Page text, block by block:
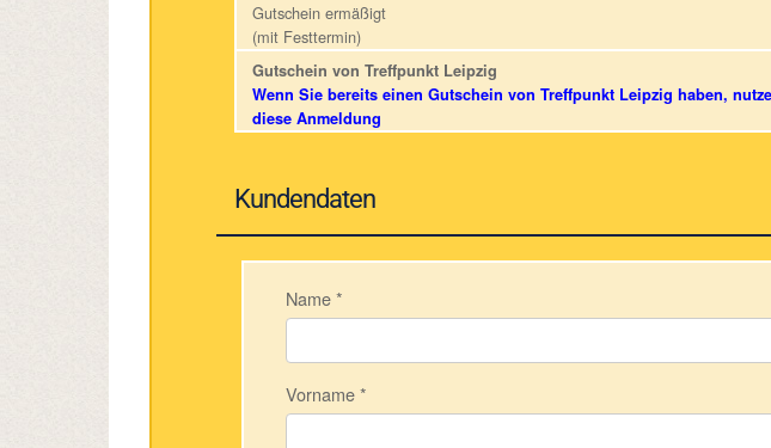
Gutschein ermäßigt
(mit Festtermin)
Gutschein von Treffpunkt Leipzig
Wenn Sie bereits einen Gutschein von Treffpunkt Leipzig haben,
diese Anmeldung
Kundendaten
Name*
Vorname*